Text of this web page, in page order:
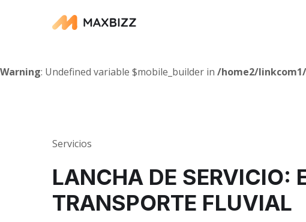
Warning: Undefined variable $mobile_builder in /home2/
Servicios
LANCHA DE SERVICIO:
TRANSPORTE FLUVIAL